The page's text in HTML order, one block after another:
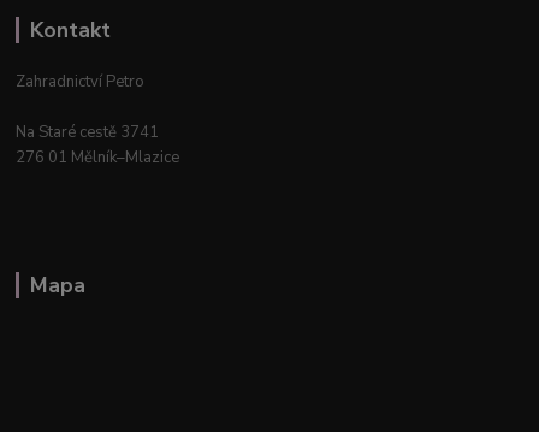
Kontakt
Zahradnictví Petro
Na Staré cestě 3741
276 01 Mělník–Mlazice
Mapa